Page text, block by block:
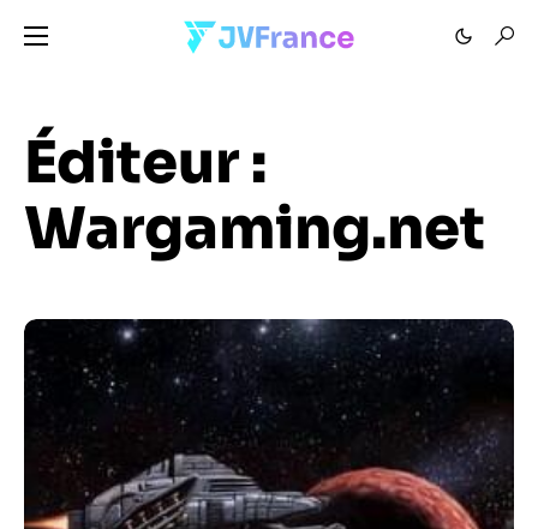
Éditeur :
Wargaming.net